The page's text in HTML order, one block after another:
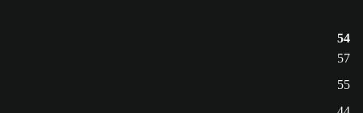
54
57
55